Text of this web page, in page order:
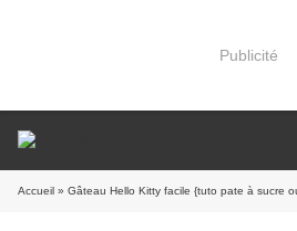
Publicité
Accueil » Gâteau Hello Kitty facile {tuto pate à sucre